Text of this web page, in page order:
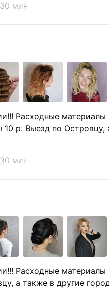
мин
Расходные
р. Выезд по Островцу,
мин
Расходные
а также в другие